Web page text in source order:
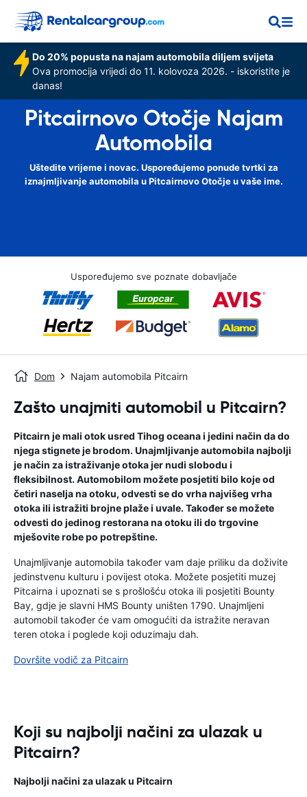
Do 20% popusta na najam automobila diljem svijeta
Ova promocija vrijedi do 11. kolovoza 2026. - iskoristite je
danas!
Pitcairnovo Otočje Najam
Automobila
Uštedite vrijeme i novac. Uspoređujemo ponude tvrtki za
iznajmljivanje automobila u Pitcairnovo Otočje u vaše ime.
Uspoređujemo sve poznate dobavljače
Dom Najam automobila Pitcairn
Zašto unajmiti automobil u Pitcairn?
Pitcairn je mali otok usred Tihog oceana i jedini način da do
njega stignete je brodom. Unajmljivanje automobila najbolji
je način za istraživanje otoka jer nudi slobodu i
fleksibilnost. Automobilom možete posjetiti bilo koje od
četiri naselja na otoku, odvesti se do vrha najvišeg vrha
otoka ili istražiti brojne plaže i uvale. Također se možete
odvesti do jedinog restorana na otoku ili do trgovine
mješovite robe po potrepštine.
Unajmljivanje automobila također vam daje priliku da doživite
jedinstvenu kulturu i povijest otoka. Možete posjetiti muzej
Pitcairna i upoznati se s prošlošću otoka ili posjetiti Bounty
Bay, gdje je slavni HMS Bounty uništen 1790. Unajmljeni
automobil također će vam omogućiti da istražite neravan
teren otoka i poglede koji oduzimaju dah.
Dovršite vodič za Pitcairn
Koji su najbolji načini za ulazak u
Pitcairn?
Najbolji načini za ulazak u Pitcairn